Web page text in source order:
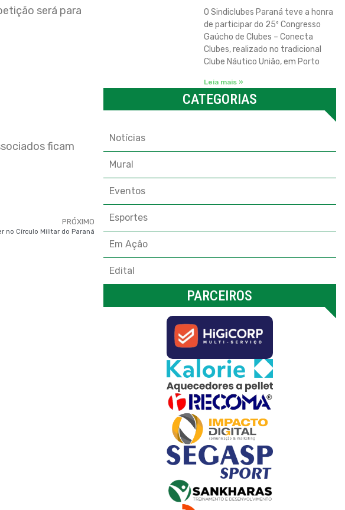
será para
ficam
PRÓXIMO
no Círculo Militar do Paraná
O Sindiclubes Paraná teve a honra
de participar do 25º Congresso
Gaúcho de Clubes – Conecta
Clubes, realizado no tradicional
Clube Náutico União, em Porto
Leia mais »
CATEGORIAS
Notícias
Mural
Eventos
Esportes
Em Ação
Edital
PARCEIROS